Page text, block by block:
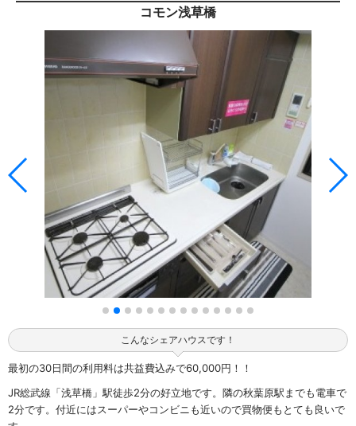
コモン浅草橋
こんなシェアハウスです！
最初の30日間の利用料は共益費込みで60,000円！！
JR総武線「浅草橋」駅徒歩2分の好立地です。隣の秋葉原駅までも電車で
2分です。付近にはスーパーやコンビニも近いので買物便もとても良いで